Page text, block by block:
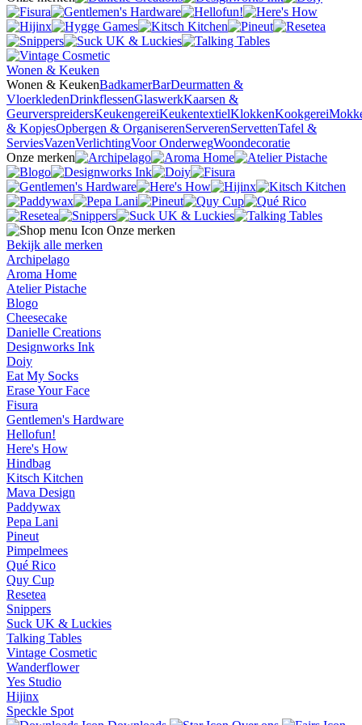
Wonen & Keuken
Wonen & KeukenBadkamerBarDeurmatten &
VloerkledenDrinkflessenGlaswerkKaarsen &
GeurverspreidersKeukengereiKeukentextielKlokkenKookgerei
& KopjesOpbergen & OrganiserenServerenServettenTafel &
ServiesVazenVerlichtingVoor OnderwegWoondecoratie
Onze merken
Onze merken
Bekijk alle merken
Archipelago
Aroma Home
Atelier Pistache
Blogo
Cheesecake
Danielle Creations
Designworks Ink
Doiy
Eat My Socks
Erase Your Face
Fisura
Gentlemen's Hardware
Hellofun!
Here's How
Hindbag
Kitsch Kitchen
Mava Design
Paddywax
Pepa Lani
Pineut
Pimpelmees
Qué Rico
Quy Cup
Resetea
Snippers
Suck UK & Luckies
Talking Tables
Vintage Cosmetic
Wanderflower
Yes Studio
Hijinx
Speckle Spot